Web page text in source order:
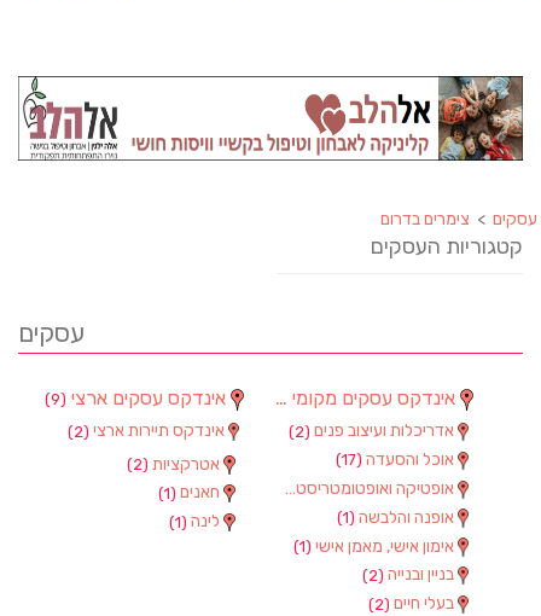
עסקים > צימרים בדרום
קטגוריות העסקים
עסקים
אינדקס עסקים ארצי (9)
אינדקס תיירות ארצי (2)
אטרקציות (2)
חאנים (1)
לינה (1)
אינדקס עסקים מקומי (90)
אדריכלות ועיצוב פנים (2)
אוכל והסעדה (17)
אופטיקה ואופטומטריסטים
אופנה והלבשה (1)
אימון אישי, מאמן אישי (1)
בניין ובנייה (2)
בעלי חיים (2)